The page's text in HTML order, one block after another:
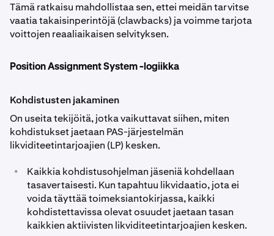
Tämä ratkaisu mahdollistaa sen, ettei meidän tarvitse
vaatia takaisinperintöjä (clawbacks) ja voimme tarjota
voittojen reaaliaikaisen selvityksen.
Position Assignment System -logiikka
Kohdistusten jakaminen
On useita tekijöitä, jotka vaikuttavat siihen, miten
kohdistukset jaetaan PAS-järjestelmän
likviditeetintarjoajien (LP) kesken.
•
Kaikkia kohdistusohjelman jäseniä kohdellaan
tasavertaisesti. Kun tapahtuu likvidaatio, jota ei
voida täyttää toimeksiantokirjassa, kaikki
kohdistettavissa olevat osuudet jaetaan tasan
kaikkien aktiivisten likviditeetintarjoajien kesken.